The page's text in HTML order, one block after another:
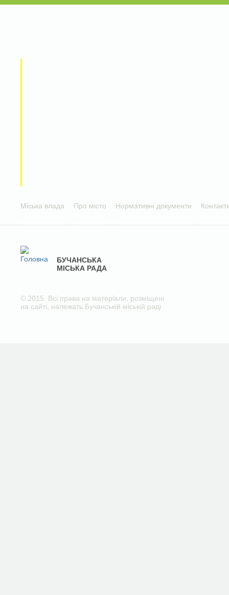
Міська влада Про місто Нормативні документи
БУЧАНСЬКА
МІСЬКА РАДА
© 2015. Всі права на матеріали, розміщені
на сайті, належать Бучанській міській раді